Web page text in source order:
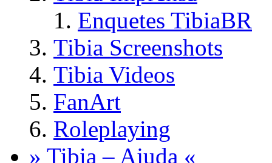
Enquetes TibiaBR
Tibia Screenshots
Tibia Videos
FanArt
Roleplaying
» Tibia – Ajuda «